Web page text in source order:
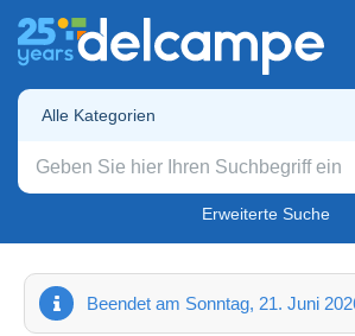
Alle Kategorien
Erweiterte Suche
Beendet am Sonntag, 21. Juni